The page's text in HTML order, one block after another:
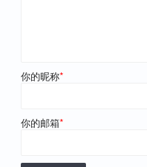
你的昵称*
你的邮箱*